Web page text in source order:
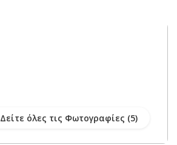
Δείτε όλες τις Φωτογραφίες